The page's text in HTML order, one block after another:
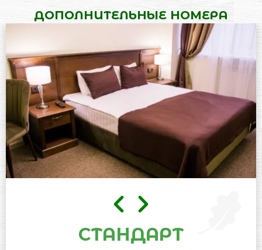
ДОПОЛНИТЕЛЬНЫЕ НОМЕРА
СТАНДАРТ